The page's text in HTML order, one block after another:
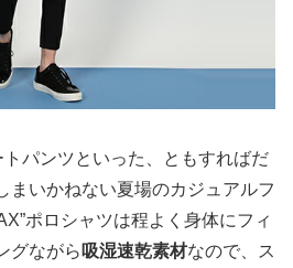
パンツといった、ともすればだ
まいかねない夏場のカジュアルフ
ポロシャツは程よく身体にフィ
グながら 吸湿速乾素材なので、ス